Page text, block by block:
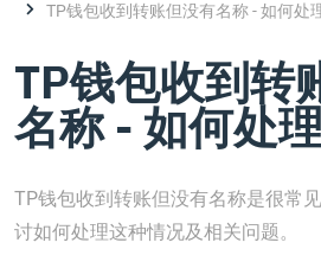
TP钱包收到转账但没有名称 - 如何处
TP钱包收到转
名称 - 如何处
TP钱包收到转账但没有名称是很常
讨如何处理这种情况及相关问题。